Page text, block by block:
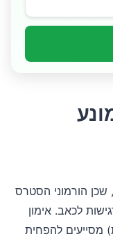
שכן הורמוני הסטרס
לכאב. אימון
מסייעים להפחית